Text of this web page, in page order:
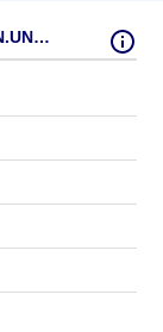
Fundamentale Kennzahlen OVERSEA-CHIN.UNSP.ADR/2